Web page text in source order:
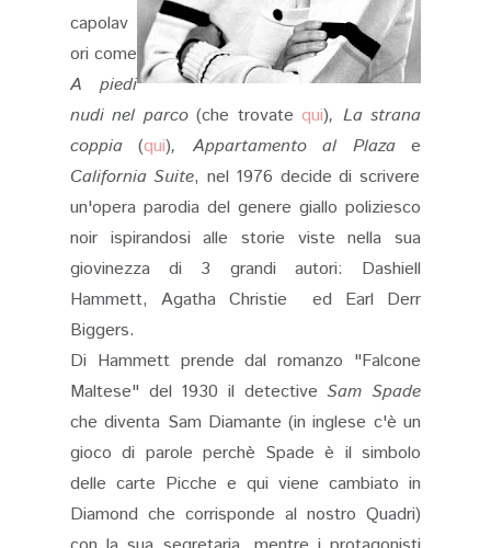
capolav
ori come
A piedi
nudi nel parco(che trovatequi), La strana
coppia(qui), Appartamento al Plazae
California Suite, nel 1976 decide di scrivere
un'opera parodia del genere giallo poliziesco
noir ispirandosi alle storie viste nella sua
giovinezza di 3 grandi autori: Dashiell
Hammett, Agatha Christie ed Earl Derr
Biggers.
Di Hammett prende dal romanzo "Falcone
Maltese" del 1930 il detective Sam Spade
che diventa Sam Diamante (in inglese c'è un
gioco di parole perchè Spade è il simbolo
delle carte Picche e qui viene cambiato in
Diamond che corrisponde al nostro Quadri)